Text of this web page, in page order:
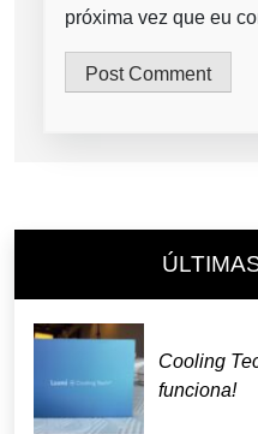
próxima vez que eu
Cooling
funciona!